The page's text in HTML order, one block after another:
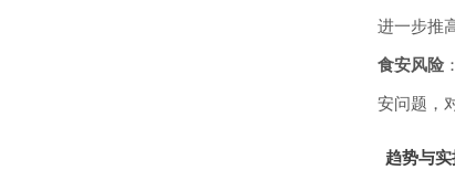
进一步推
食安风险
安问题，
趋势与实